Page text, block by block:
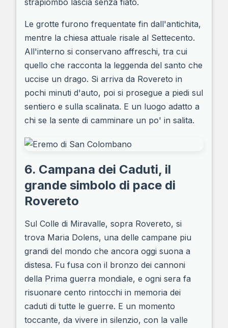
strapiombo lascia senza fiato.
Le grotte furono frequentate fin dall'antichita,
mentre la chiesa attuale risale al Settecento.
All'interno si conservano affreschi, tra cui
quello che racconta la leggenda del santo che
uccise un drago. Si arriva da Rovereto in
pochi minuti d'auto, poi si prosegue a piedi sul
sentiero e sulla scalinata. E un luogo adatto a
chi se la sente di camminare un po' in salita.
6. Campana dei Caduti, il
grande simbolo di pace di
Rovereto
Sul Colle di Miravalle, sopra Rovereto, si
trova Maria Dolens, una delle campane piu
grandi del mondo che ancora oggi suona a
distesa. Fu fusa con il bronzo dei cannoni
della Prima guerra mondiale, e ogni sera fa
risuonare cento rintocchi in memoria dei
caduti di tutte le guerre. E un momento
toccante, da vivere in silenzio, con la valle